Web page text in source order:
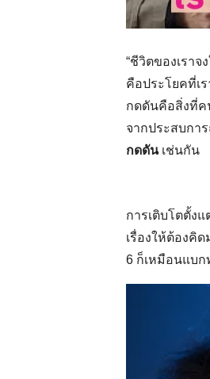
“ชีวิตของเรา
คือประโยคที่เ
กดดันคือสิ่งที่ค
จากประสบกา
กดดันเช่นกัน
การเติบโตตั้ง
เรื่องให้ต้องคิ
6 ก็เหมือนแบก